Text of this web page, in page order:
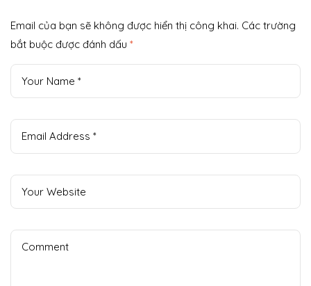
Rượu Cono Sur.
Email của bạn sẽ không được hiển thị công khai. Các trường
bắt buộc được đánh dấu *